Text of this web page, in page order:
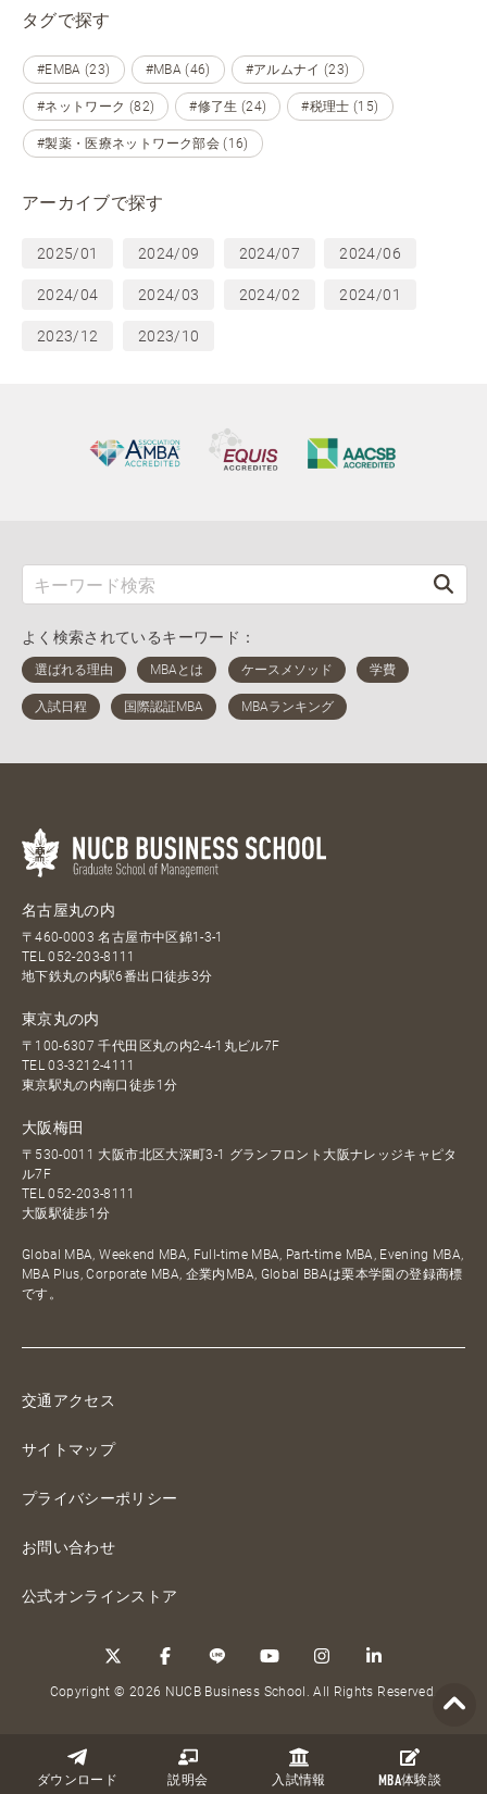
ダウンロード 説明会 入試情報 MBA体験談
タグで探す
#EMBA (23) #MBA (46) #アルムナイ (23)
#ネットワーク (82) #修了生 (24) #税理士 (15)
#製薬・医療ネットワーク部会 (16)
アーカイブで探す
2025/01 2024/09 2024/07 2024/06
2024/04 2024/03 2024/02 2024/01
2023/12 2023/10
よく検索されているキーワード：
名古屋丸の内
〒460-0003 名古屋市中区錦1-3-1
TEL052-203-8111
地下鉄丸の内駅6番出口徒歩3分
東京丸の内
〒100-6307 千代田区丸の内2-4-1丸ビル7F
TEL03-3212-4111
東京駅丸の内南口徒歩1分
大阪梅田
〒530-0011 大阪市北区大深町3-1 グランフロント大阪ナレッジキャピタ
ル7F
TEL052-203-8111
大阪駅徒歩1分
Global MBA, Weekend MBA, Full-time MBA, Part-time MBA, Evening MBA,
MBA Plus, Corporate MBA, 企業内MBA, Global BBAは栗本学園の登録商標
です。
交通アクセス
サイトマップ
プライバシーポリシー
お問い合わせ
公式オンラインストア
Copyright © 2026 NUCB Business School. All Rights Reserved.